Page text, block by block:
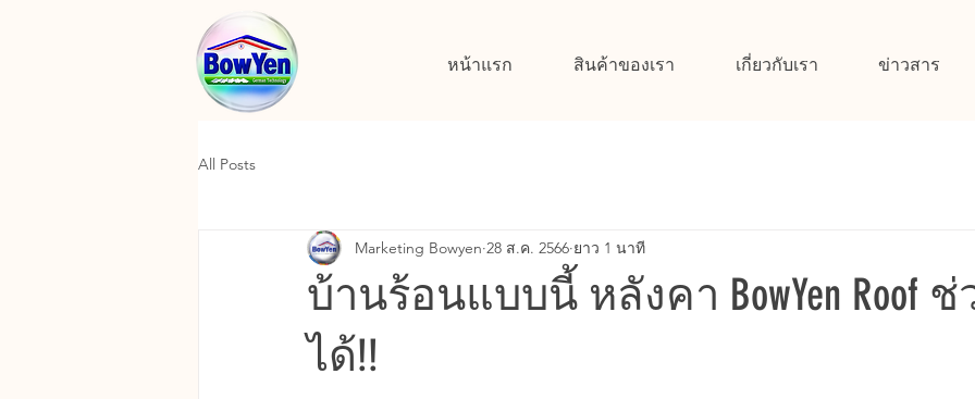
หน้าแรก สินค้าของเรา เกี่ยวกับเรา ข่าวสาร
All Posts
บ้านร้อนแบบนี้ หลังคา BowYen Roof
ได้!!
Marketing Bowyen 28 ส.ค. 2566 ยาว 1 นาที